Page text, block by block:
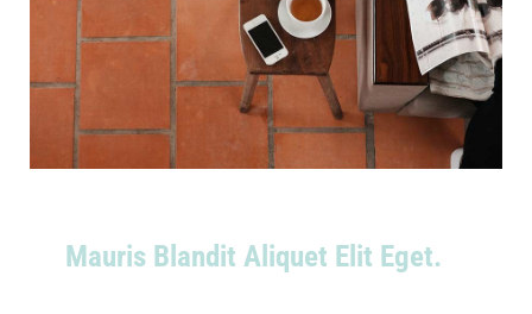
Mauris Blandit Aliquet Elit Eget.